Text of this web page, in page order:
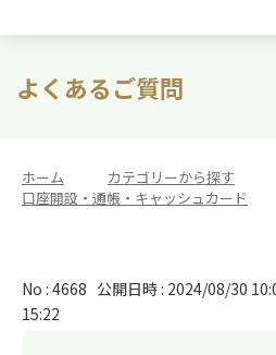
よくあるご質問
ホーム カテゴリーから探す
口座開設・通帳・キャッシュカード
No : 4668 公開日時 : 2024/08/30
15:22